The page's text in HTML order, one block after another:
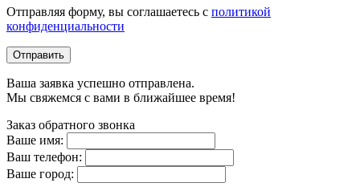
Отправляя форму, вы соглашаетесь с политикой
конфиденциальности
Отправить
Ваша заявка успешно отправлена.
Мы свяжемся с вами в ближайшее время!
Заказ обратного звонка
Ваше имя:
Ваш телефон:
Ваше город: